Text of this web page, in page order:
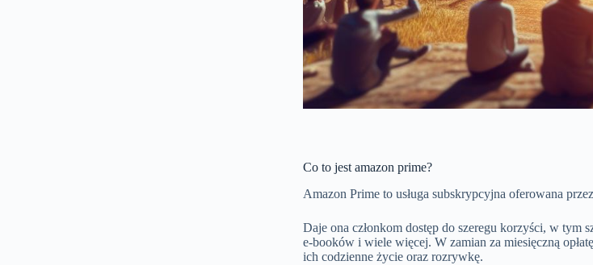
Co to jest amazon prime?
Amazon Prime to usługa subskrypcyjna oferowana
Daje ona członkom dostęp do szeregu korzyści, w tym
e-booków i wiele więcej. W zamian za miesięczną
ich codzienne życie oraz rozrywkę.